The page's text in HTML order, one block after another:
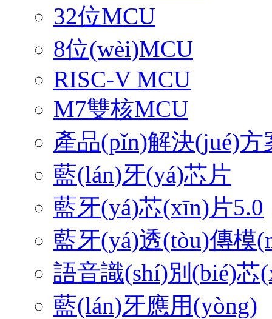
32位MCU
8位(wèi)MCU
RISC-V MCU
M7雙核MCU
產品(pǐn)解決(jué)方
藍(lán)牙(yá)芯片
藍牙(yá)芯(xīn)片5.0
藍牙(yá)透(tòu)傳模
語音識(shí)別(bié)芯
藍(lán)牙應用(yòng)